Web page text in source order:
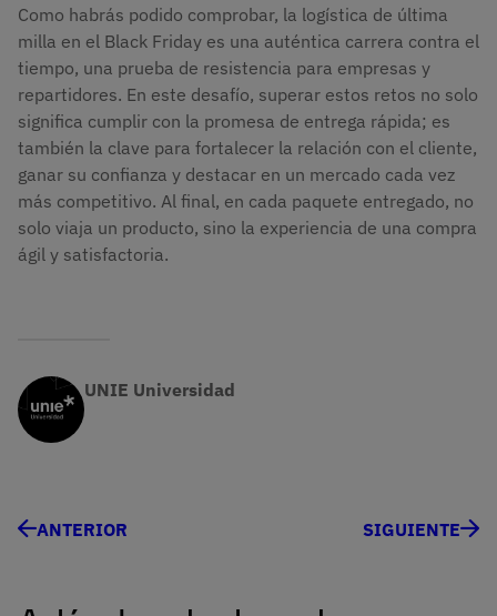
Como habrás podido comprobar, la logística de última
milla en el Black Friday es una auténtica carrera contra el
tiempo, una prueba de resistencia para empresas y
repartidores. En este desafío, superar estos retos no solo
significa cumplir con la promesa de entrega rápida; es
también la clave para fortalecer la relación con el cliente,
ganar su confianza y destacar en un mercado cada vez
más competitivo. Al final, en cada paquete entregado, no
solo viaja un producto, sino la experiencia de una compra
ágil y satisfactoria.
UNIE Universidad
ANTERIOR SIGUIENTE